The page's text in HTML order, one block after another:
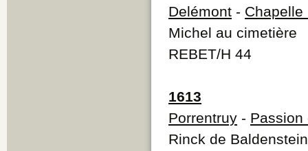
Delémont - Chapelle
Michel au cimetière
REBET/H 44
1613
Porrentruy - Passion
Rinck de